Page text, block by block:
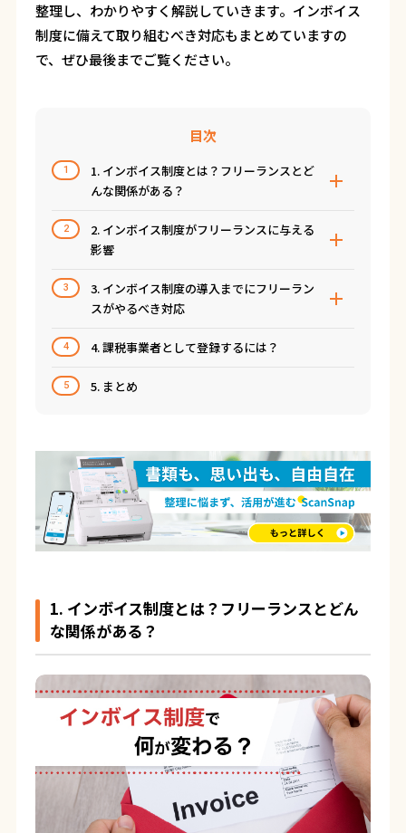
整理し、わかりやすく解説していきます。インボイス
制度に備えて取り組むべき対応もまとめていますの
で、ぜひ最後までご覧ください。
目次
1
1. インボイス制度とは？フリーランスとど
んな関係がある？
2
2. インボイス制度がフリーランスに与える
影響
3
3. インボイス制度の導入までにフリーラン
スがやるべき対応
4 4. 課税事業者として登録するには？
5 5. まとめ
1. インボイス制度とは？フリーランスとどん
な関係がある？